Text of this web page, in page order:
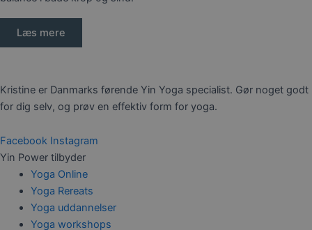
Læs mere
Kristine er Danmarks førende Yin Yoga specialist. Gør noget godt
for dig selv, og prøv en effektiv form for yoga.
Facebook Instagram
Yin Power tilbyder
Yoga Online
Yoga Rereats
Yoga uddannelser
Yoga workshops